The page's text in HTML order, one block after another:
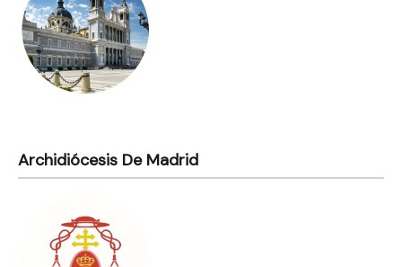
Archidiócesis De Madrid